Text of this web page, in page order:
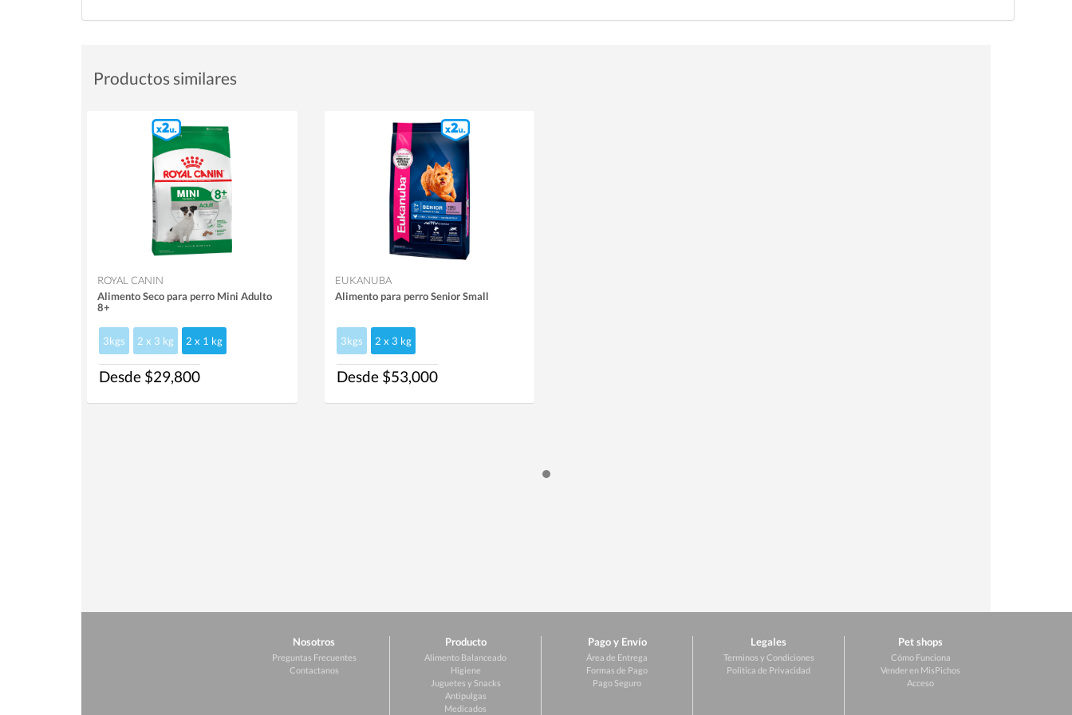
Productos similares
ROYAL CANIN
Alimento Seco para perro Mini Adulto
8+
3kgs 2 x 3 kg 2 x 1 kg
Desde $29,800
EUKANUBA
Alimento para perro Senior Small
3kgs 2 x 3 kg
Desde $53,000
Nosotros
Preguntas Frecuentes
Contactanos
Producto
Alimento Balanceado
Higiene
Juguetes y Snacks
Antipulgas
Medicados
Pago y Envío
Área de Entrega
Formas de Pago
Pago Seguro
Legales
Terminos y Condiciones
Politica de Privacidad
Pet shops
Cómo Funciona
Vender en MisPichos
Acceso